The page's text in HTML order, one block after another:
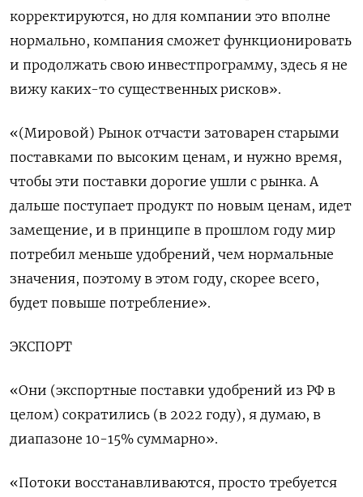
корректируются, но для компании это вполне
нормально, компания сможет функционировать
и продолжать свою инвестпрограмму, здесь я не
вижу каких-то существенных рисков».
«(Мировой) Рынок отчасти затоварен старыми
поставками по высоким ценам, и нужно время,
чтобы эти поставки дорогие ушли с рынка. А
дальше поступает продукт по новым ценам, идет
замещение, и в принципе в прошлом году мир
потребил меньше удобрений, чем нормальные
значения, поэтому в этом году, скорее всего,
будет повыше потребление».
ЭКСПОРТ
«Они (экспортные поставки удобрений из РФ в
целом) сократились (в 2022 году), я думаю, в
диапазоне 10-15% суммарно».
«Потоки восстанавливаются, просто требуется